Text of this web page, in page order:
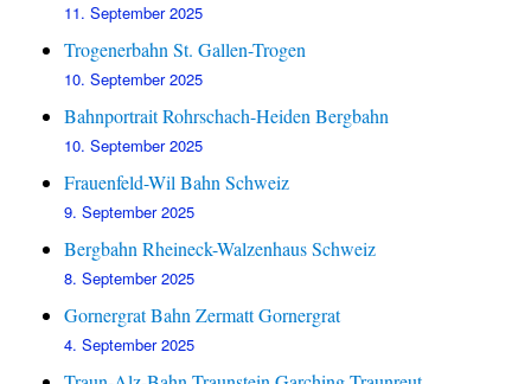
11. September 2025
Trogenerbahn St. Gallen-Trogen
10. September 2025
Bahnportrait Rohrschach-Heiden Bergbahn
10. September 2025
Frauenfeld-Wil Bahn Schweiz
9. September 2025
Bergbahn Rheineck-Walzenhaus Schweiz
8. September 2025
Gornergrat Bahn Zermatt Gornergrat
4. September 2025